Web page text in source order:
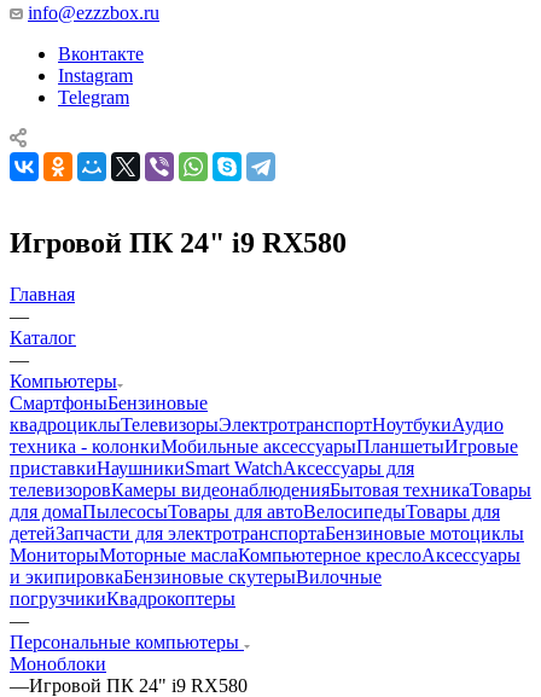
info@ezzzbox.ru
Вконтакте
Instagram
Telegram
Игровой ПК 24" i9 RX580
Главная
—
Каталог
—
Компьютеры
СмартфоныБензиновые
квадроциклыТелевизорыЭлектротранспортНоутбукиАудио
техника - колонкиМобильные аксессуарыПланшетыИгровые
приставкиНаушникиSmart WatchАксессуары для
телевизоровКамеры видеонаблюденияБытовая техникаТовары
для домаПылесосыТовары для автоВелосипедыТовары для
детейЗапчасти для электротранспортаБензиновые мотоциклы
МониторыМоторные маслаКомпьютерное креслоАксессуары
и экипировкаБензиновые скутерыВилочные
погрузчикиКвадрокоптеры
—
Персональные компьютеры
Моноблоки
—Игровой ПК 24" i9 RX580